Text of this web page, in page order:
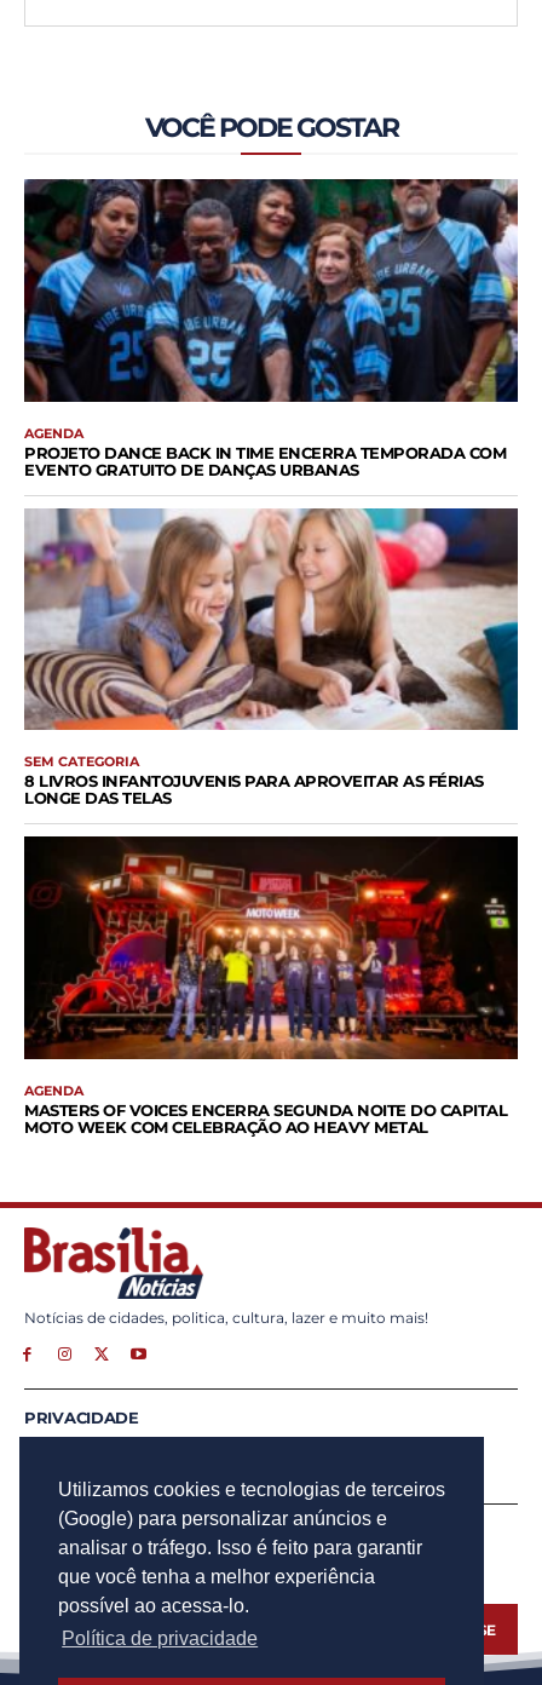
Utilizamos cookies e tecnologias de terceiros
(Google) para personalizar anúncios e
analisar o tráfego. Isso é feito para garantir
que você tenha a melhor experiência
possível ao acessa-lo.
Política de privacidade
VOCÊ PODE GOSTAR
AGENDA
PROJETO DANCE BACK IN TIME ENCERRA TEMPORADA COM
EVENTO GRATUITO DE DANÇAS URBANAS
SEM CATEGORIA
8 LIVROS INFANTOJUVENIS PARA APROVEITAR AS FÉRIAS
LONGE DAS TELAS
AGENDA
MASTERS OF VOICES ENCERRA SEGUNDA NOITE DO CAPITAL
MOTO WEEK COM CELEBRAÇÃO AO HEAVY METAL
Notícias de cidades, politica, cultura, lazer e muito mais!
PRIVACIDADE
INSCREVA - SE
Para obter atualizações por e-mail do Brasília Notícias.
INSCREVA - SE